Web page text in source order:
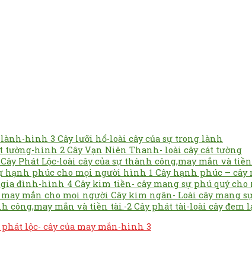
Cây lưỡi hổ-loài cây của sự trong lành
Cây Vạn Niên Thanh- loài cây cát tường
Cây Phát Lộc-loài cây của sự thành công,may mắn và
Cây hạnh phúc –
Cây kim tiền- cây mang sự phú quý
Cây kim ngân- Loài cây mang
Cây phát tài-loài cây đem